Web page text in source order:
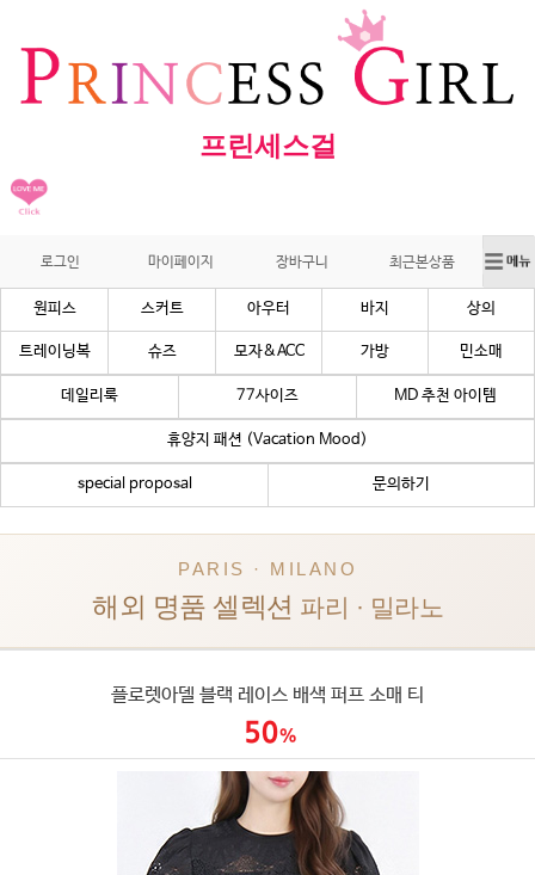
프린세스걸
로그인 마이페이지 장바구니 최근본상품
원피스 스커트 아우터 바지 상의
트레이닝복 슈즈 모자&ACC 가방 민소매
데일리룩 77사이즈 MD 추천 아이템
휴양지 패션 (Vacation Mood)
special proposal 문의하기
PARIS · MILANO
해외 명품 셀렉션 파리 · 밀라노
플로렛아델 블랙 레이스 배색 퍼프 소매 티